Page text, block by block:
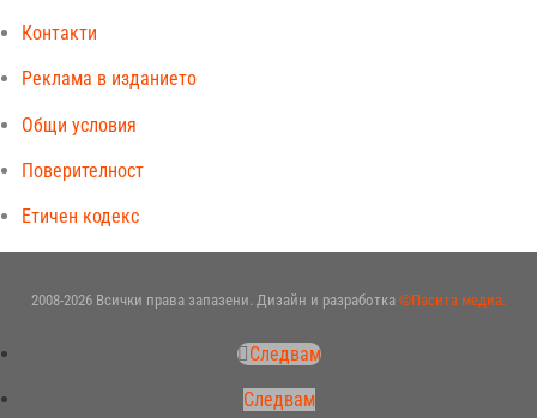
Контакти
Реклама в изданието
Общи условия
Поверителност
Етичен кодекс
2008-2026 Всички права запазени. Дизайн и разработка ©Пасита медиа.
Следвам
Следвам